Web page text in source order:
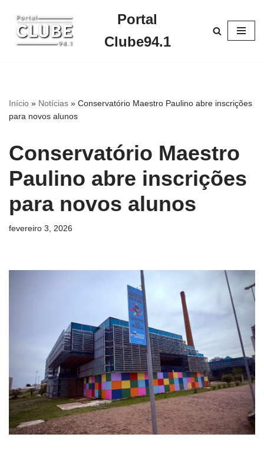
Pular
para
Portal
Clube94.1
Início » Notícias » Conservatório Maestro Paulino abre inscrições
para novos alunos
Conservatório Maestro
Paulino abre inscrições
para novos alunos
fevereiro 3, 2026